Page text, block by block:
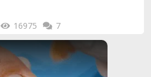
16975 7